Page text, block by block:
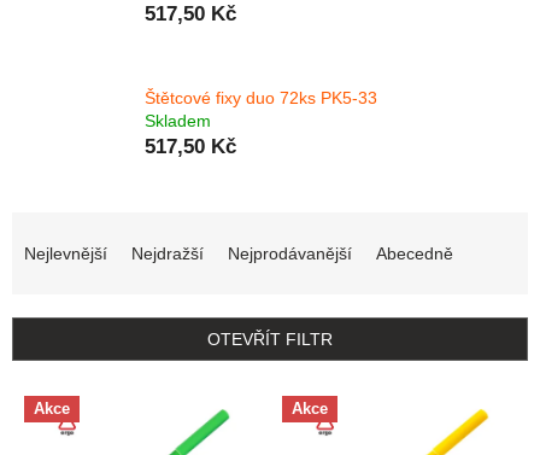
517,50 Kč
Štětcové fixy duo 72ks PK5-33
Skladem
517,50 Kč
Nejlevnější Nejdražší Nejprodávanější Abecedně
OTEVŘÍT FILTR
Výpis produktů
Akce Akce